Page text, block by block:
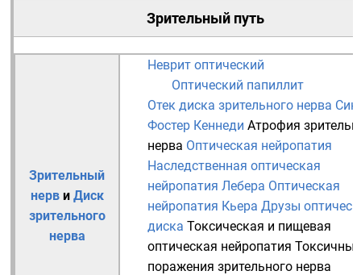
Зрительный путь
Зрительный
нерви Диск
зрительного
нерва
Неврит оптический
Оптический папиллит
Отек диска зрительного нерва
Фостер Кеннеди Атрофия
нерва Оптическая нейропатия
Наследственная оптическая
нейропатия Лебера Оптическая
нейропатия Кьера Друзы
диска Токсическая и пищевая
оптическая нейропатия Токсичные
поражения зрительного нерва